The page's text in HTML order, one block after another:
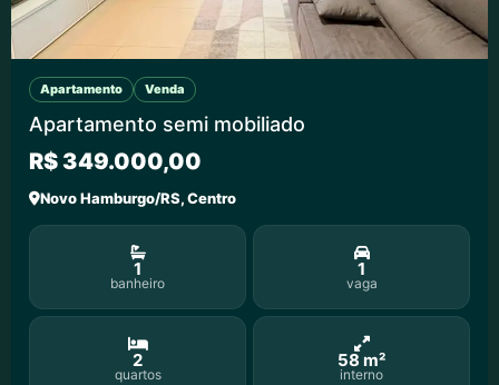
Apartamento Venda
Apartamento semi mobiliado
R$ 349.000,00
Novo Hamburgo/RS, Centro
1
banheiro
1
vaga
2
quartos
58 m²
interno